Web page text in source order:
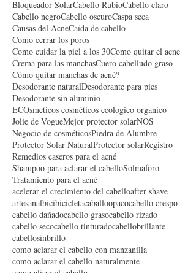
Aclarar el cabello naturalmenteAcné Vulgar
Bloqueador SolarCabello RubioCabello claro
Cabello negroCabello oscuroCaspa seca
Causas del Acne Caída de cabello
Como cerrar los poros
Como cuidar la piel a los 30Como quitar el acne
Crema para las manchasCuero cabelludo graso
Cómo quitar manchas de acné?
Desodorante naturalDesodorante para pies
Desodorante sin aluminio
ECOsmeticos cosméticos ecologico organico
Jolie de VogueMejor protector solarNOS
Negocio de cosméticosPiedra de Alumbre
Protector Solar NaturalProtector solar
Remedios caseros para el acné
Shampoo para aclarar el cabello
Tratamiento para el acné
acelerar el crecimiento del cabelloafter shave
artesanalbicibicicletacaballoopacocabello crespo
cabello dañadocabello grasocabello rizado
cabello secocabello tinturado
cabellosinbrillo
como aclarar el cabello con manzanilla